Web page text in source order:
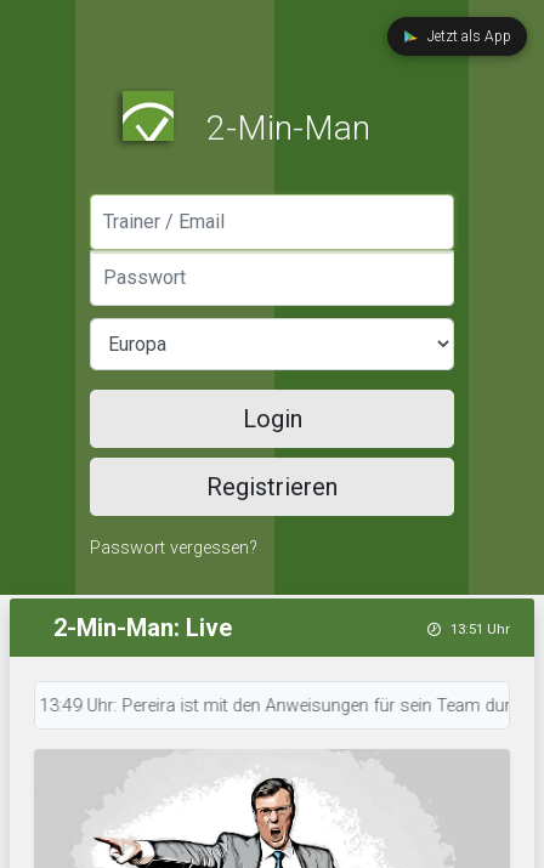
Jetzt als App
2-Min-Man
Login
Registrieren
Passwort vergessen?
2-Min-Man: Live 13:51 Uhr
13:49 Uhr: Pereira ist mit den Anweisungen für sein Team durch. •